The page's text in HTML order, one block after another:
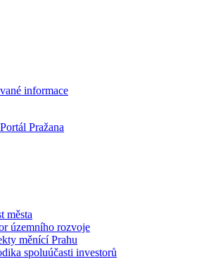
informace
Portál Pražana
města
územního rozvoje
měnící Prahu
spoluúčasti investorů